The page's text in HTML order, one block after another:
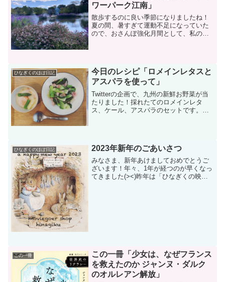
ワーパーク江南」
散歩するのに良い季節になりましたね！
夏の間、暑すぎて運動不足になっていた
ので、おさんぽ強化月間として、私の地
いてゆとりとうるおいを実...
ひなぎくのほぼ日記
今日のレシピ「ロメインレタスと
アスパラを使って」
Twitterの企画で、九州の新鮮お野菜が当
たりました！採れたてのロメインレタ
ス、ケール、アスパラのセットです。早
ひなぎくのほぼ日記 2023年新年のごあいさつ
みなさま、新年あけましておめでとうご
ざいます！年々、1年が経つのが早くなっ
てきました(><)昨年は「ひなぎくの映画
この一冊
この一冊「少女は、なぜフランス
を救えたのか ジャンヌ・ダルク
のオルレアン解放」